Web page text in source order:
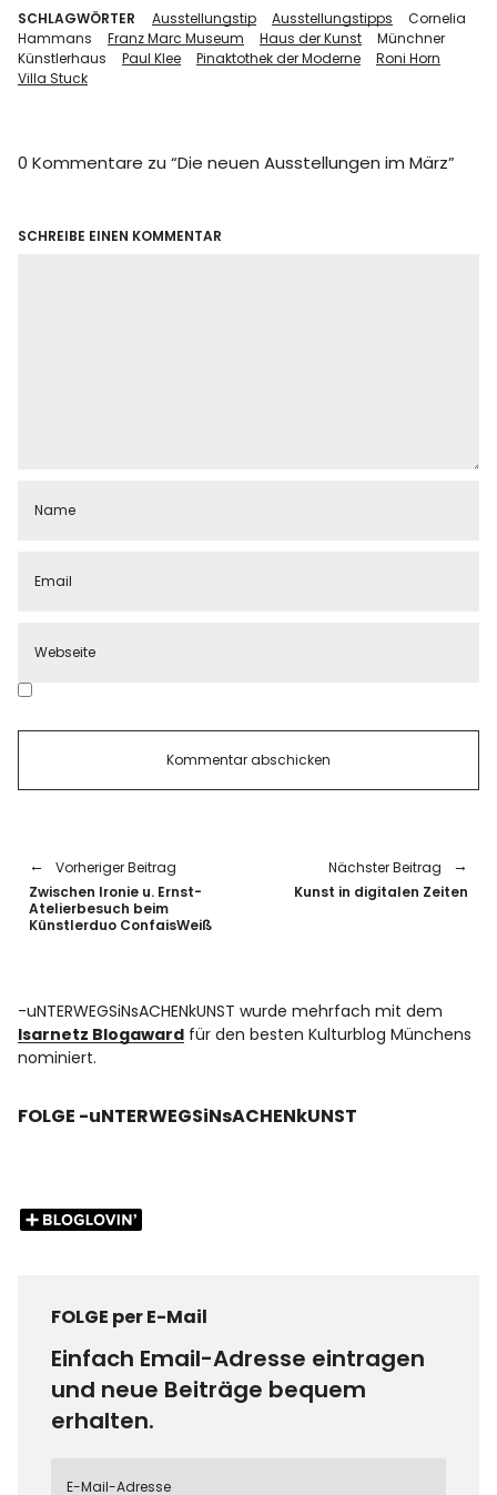
SCHLAGWÖRTER Ausstellungstip Ausstellungstipps
Cornelia
Hammans
Franz Marc Museum Haus der Kunst
Münchner
Künstlerhaus
Paul Klee Pinaktothek der Moderne
Roni Horn
Villa Stuck
0 Kommentare zu “Die neuen Ausstellungen im März”
SCHREIBE EINEN KOMMENTAR
Vorheriger Beitrag
Zwischen Ironie u. Ernst-
Atelierbesuch beim
Künstlerduo ConfaisWeiß
Nächster Beitrag
Kunst in digitalen Zeiten
-uNTERWEGSiNsACHENkUNST wurde mehrfach mit dem
Isarnetz Blogaward für den besten Kulturblog Münchens
nominiert.
FOLGE -uNTERWEGSiNsACHENkUNST
FOLGE per E-Mail
Einfach Email-Adresse eintragen
und neue Beiträge bequem
erhalten.